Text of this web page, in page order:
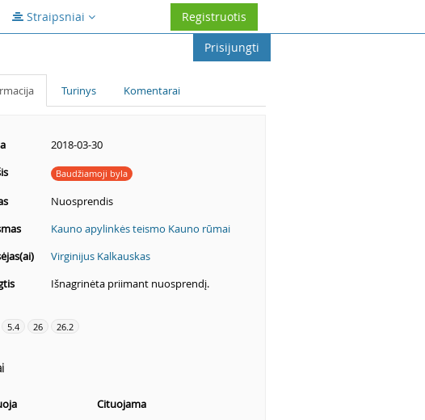
Straipsniai
Registruotis
Prisijungti
Turinys Komentarai
2018-03-30
Baudžiamoji byla
Nuosprendis
Kauno apylinkės teismo Kauno rūmai
Virginijus Kalkauskas
Išnagrinėta priimant nuosprendį.
5.4 26 26.2
Cituojama